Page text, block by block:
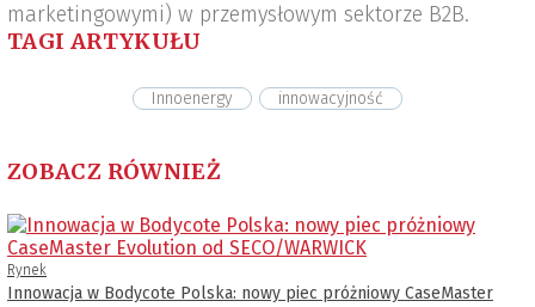
marketingowymi) w przemysłowym sektorze B2B.
TAGI ARTYKUŁU
Innoenergy innowacyjność
ZOBACZ RÓWNIEŻ
Rynek
Innowacja w Bodycote Polska: nowy piec próżniowy CaseMaster